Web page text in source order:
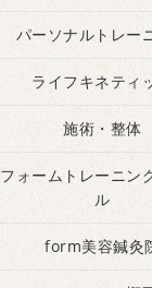
パーソナルトレー
ライフキネティ
施術・整体
フォームトレーニン
ル
form美容鍼灸